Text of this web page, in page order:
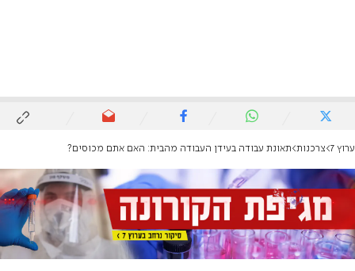
ערוץ 7 צרכנות תאונת עבודה בעידן העבודה מהבית: האם אתם מכוסים?